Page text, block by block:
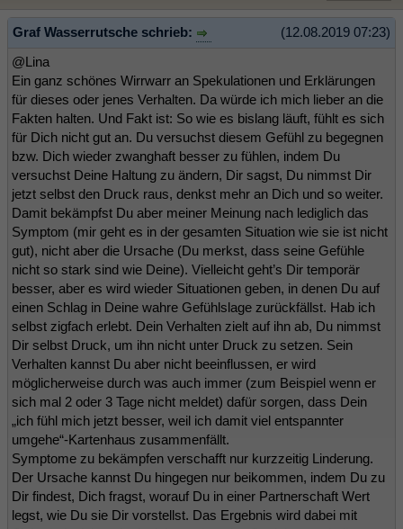
(12.08.2019 07:23)
Graf Wasserrutsche schrieb:
@Lina
Ein ganz schönes Wirrwarr an Spekulationen und Erklärungen
für dieses oder jenes Verhalten. Da würde ich mich lieber an die
Fakten halten. Und Fakt ist: So wie es bislang läuft, fühlt es sich
für Dich nicht gut an. Du versuchst diesem Gefühl zu begegnen
bzw. Dich wieder zwanghaft besser zu fühlen, indem Du
versuchst Deine Haltung zu ändern, Dir sagst, Du nimmst Dir
jetzt selbst den Druck raus, denkst mehr an Dich und so weiter.
Damit bekämpfst Du aber meiner Meinung nach lediglich das
Symptom (mir geht es in der gesamten Situation wie sie ist nicht
gut), nicht aber die Ursache (Du merkst, dass seine Gefühle
nicht so stark sind wie Deine). Vielleicht geht’s Dir temporär
besser, aber es wird wieder Situationen geben, in denen Du auf
einen Schlag in Deine wahre Gefühlslage zurückfällst. Hab ich
selbst zigfach erlebt. Dein Verhalten zielt auf ihn ab, Du nimmst
Dir selbst Druck, um ihn nicht unter Druck zu setzen. Sein
Verhalten kannst Du aber nicht beeinflussen, er wird
möglicherweise durch was auch immer (zum Beispiel wenn er
sich mal 2 oder 3 Tage nicht meldet) dafür sorgen, dass Dein
„ich fühl mich jetzt besser, weil ich damit viel entspannter
umgehe“-Kartenhaus zusammenfällt.
Symptome zu bekämpfen verschafft nur kurzzeitig Linderung.
Der Ursache kannst Du hingegen nur beikommen, indem Du zu
Dir findest, Dich fragst, worauf Du in einer Partnerschaft Wert
legst, wie Du sie Dir vorstellst. Das Ergebnis wird dabei mit